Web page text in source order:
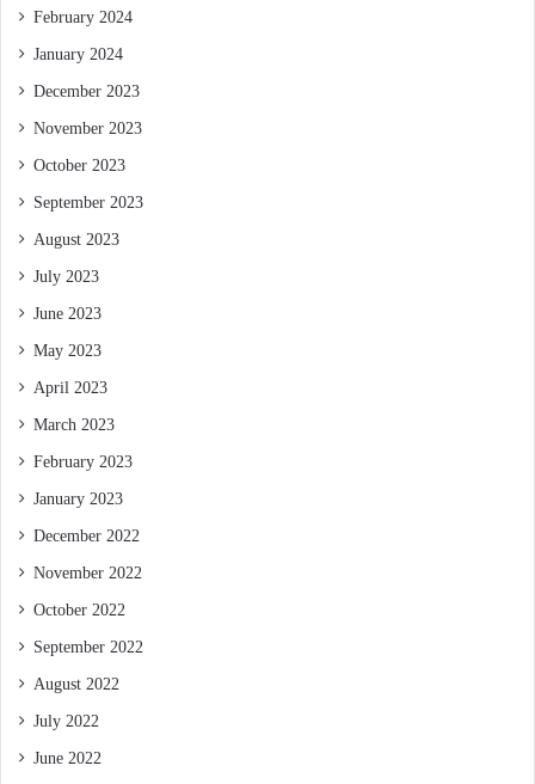
February 2024
January 2024
December 2023
November 2023
October 2023
September 2023
August 2023
July 2023
June 2023
May 2023
April 2023
March 2023
February 2023
January 2023
December 2022
November 2022
October 2022
September 2022
August 2022
July 2022
June 2022